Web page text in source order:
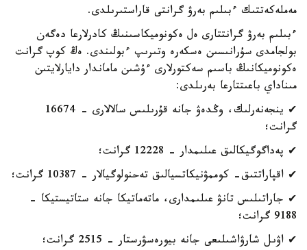
مەملەكەتتىك ءبىلىم بەرۋ گرانتى قاراستىرىلدى.
ءبىلىم بەرۋ گرانتتارى ەل ەكونوميكاسىنىڭ كادرلارعا دەگەن
بولجامدى سۇرانىسىن ەسكەرە وتىرىپ ءبولىندى. ەڭ كوپ گرانت
ەكونوميكانىڭ باسىم سەكتورلارى ءۇشىن ماماندار دايارلايتىن
مىناداي باعىتتارعا بەرىلدى:
✔ ينجەنەرلىك، وڭدەۋ جانە قۇرىلىس سالالارى - 16674
گرانت؛
✔ پەداگوگيكالىق عىلىمدار - 12228 گرانت؛
✔ اقپاراتتىق- كوممۋنيكاتسيالىق تەحنولوگيالار - 10387 گرانت؛
✔ جاراتىلىس تانۋ عىلىمدارى، ماتەماتيكا جانە ستاتيستيكا -
9188 گرانت؛
✔ اۋىل شارۋاشىلىعى جانە بيورەسۋرستار - 2515 گرانت؛